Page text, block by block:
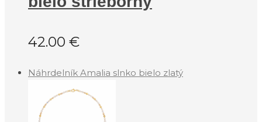
42.00 €
Náhrdelník Amalia slnko bielo zlatý